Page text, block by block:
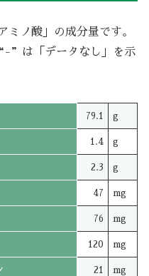
ミノ酸」の成分量です。
は「データなし」を示
79.1 g
1.4 g
2.3 g
47 mg
76 mg
120 mg
21 mg